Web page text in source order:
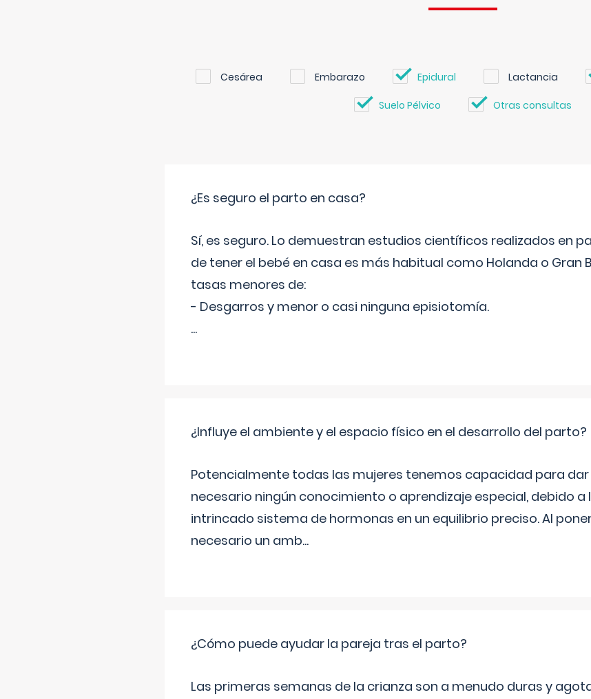
Cesárea Embarazo Epidural Lactancia
Suelo Pélvico Otras consultas
¿Es seguro el parto en casa?
Sí, es seguro. Lo demuestran estudios científicos realizados en
de tener el bebé en casa es más habitual como Holanda o Gran
tasas menores de:
- Desgarros y menor o casi ninguna episiotomía.
...
¿Influye el ambiente y el espacio físico en el desarrollo del parto?
Potencialmente todas las mujeres tenemos capacidad para dar
necesario ningún conocimiento o aprendizaje especial, debido a
intrincado sistema de hormonas en un equilibrio preciso. Al
necesario un amb...
¿Cómo puede ayudar la pareja tras el parto?
Las primeras semanas de la crianza son a menudo duras y